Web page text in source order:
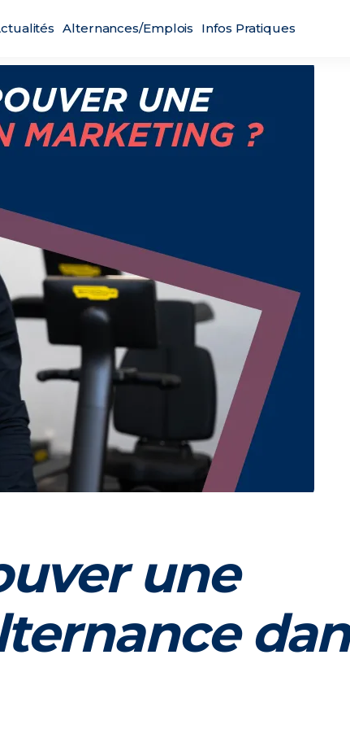
Alternances/Emplois Infos Pratiques
une